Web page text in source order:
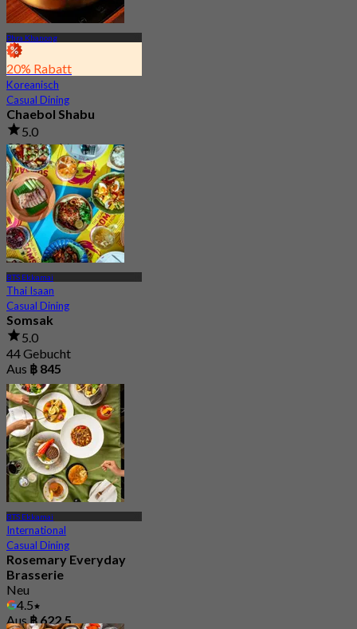
Phra Khanong
20% Rabatt
Koreanisch
Casual Dining
Chaebol Shabu
5.0
93 Gebucht
Aus฿ 235
BTS Ekkamai
Thai Isaan
Casual Dining
Somsak
5.0
44 Gebucht
Aus ฿ 845
BTS Ekkamai
International
Casual Dining
Rosemary Everyday
Brasserie
Neu
4.5
Aus฿ 622.5